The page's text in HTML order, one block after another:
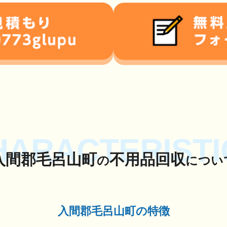
間郡毛呂山町の不用品回収につい
入間郡毛呂山町の特徴